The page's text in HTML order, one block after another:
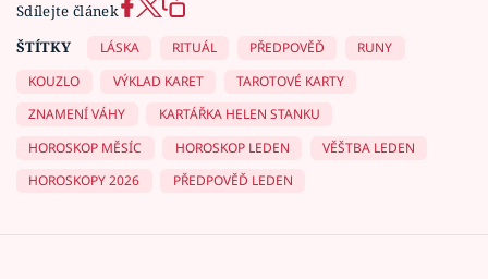
Sdílejte článek
ŠTÍTKY
LÁSKA RITUÁL PŘEDPOVĚĎ
RUNY
KOUZLO
VÝKLAD KARET
TAROTOVÉ KARTY
ZNAMENÍ VÁHY
KARTÁŘKA HELEN STANKU
HOROSKOP MĚSÍC
HOROSKOP LEDEN
VĚŠTBA LEDEN
HOROSKOPY 2026
PŘEDPOVĚĎ LEDEN